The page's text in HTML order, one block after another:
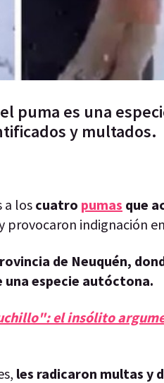
puma es una
y multados.
a los cuatro pumas que
indignación
de Neuquén,
especie autóctona.
el insólito
les radicaron multas y